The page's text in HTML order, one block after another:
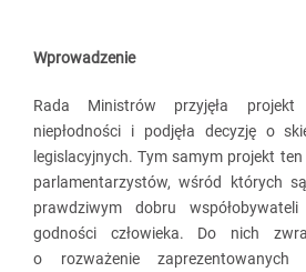
Wprowadzenie
Rada Ministrów przyjęła
niepłodności i podjęła decyzję o
legislacyjnych. Tym samym projekt
parlamentarzystów, wśród których
prawdziwym dobru
godności człowieka. Do nich
o rozważenie zaprezentowanych